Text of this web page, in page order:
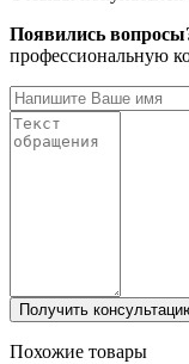
Появились
профессиональную
Получить
Похожие товары